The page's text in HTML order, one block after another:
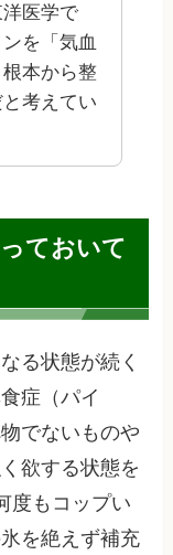
医学で
を「気血
本から整
考えてい
ておいて
る状態が続く
症（パイ
でないものや
欲する状態を
度もコップい
を絶えず補充